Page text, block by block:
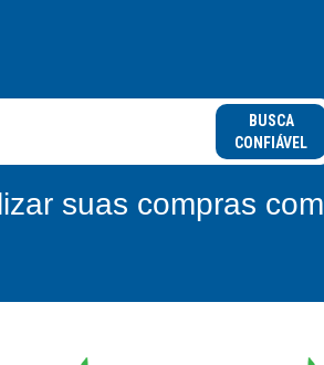
BUSCA
CONFIÁVEL
suas compras com